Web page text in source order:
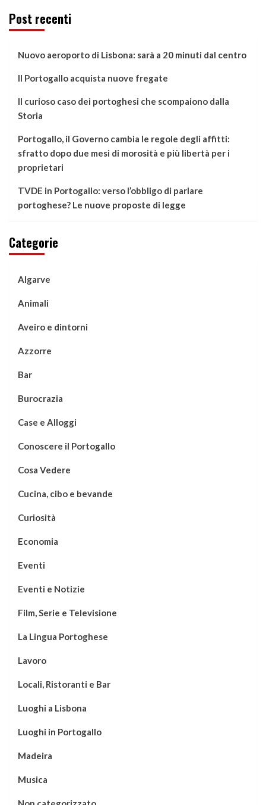
Post recenti
Nuovo aeroporto di Lisbona: sarà a 20 minuti dal centro
Il Portogallo acquista nuove fregate
Il curioso caso dei portoghesi che scompaiono dalla
Storia
Portogallo, il Governo cambia le regole degli affitti:
sfratto dopo due mesi di morosità e più libertà per i
proprietari
TVDE in Portogallo: verso l’obbligo di parlare
portoghese? Le nuove proposte di legge
Categorie
Algarve
Animali
Aveiro e dintorni
Azzorre
Bar
Burocrazia
Case e Alloggi
Conoscere il Portogallo
Cosa Vedere
Cucina, cibo e bevande
Curiosità
Economia
Eventi
Eventi e Notizie
Film, Serie e Televisione
La Lingua Portoghese
Lavoro
Locali, Ristoranti e Bar
Luoghi a Lisbona
Luoghi in Portogallo
Madeira
Musica